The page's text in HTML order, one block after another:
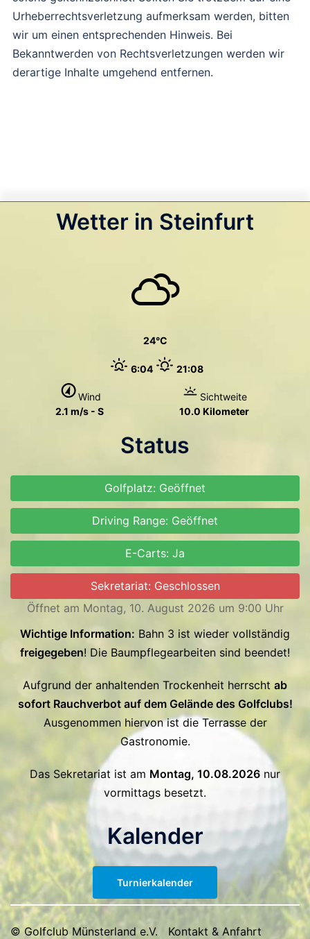
Urheberrechtsverletzung aufmerksam werden, bitten
wir um einen entsprechenden Hinweis. Bei
Bekanntwerden von Rechtsverletzungen werden wir
derartige Inhalte umgehend entfernen.
Wetter in Steinfurt
24
6:04 21:08
Wind
2.1 m/s - S
Sichtweite
10.0 Kilometer
Status
Golfplatz: Geöffnet
Driving Range: Geöffnet
E-Carts: Ja
Sekretariat: Geschlossen
Öffnet am Montag, 10. August 2026 um 9:00 Uhr
Wichtige Information: Bahn 3 ist wieder vollständig
freigegeben! Die Baumpflegearbeiten sind beendet!
Aufgrund der anhaltenden Trockenheit herrscht ab
sofort Rauchverbot auf dem Gelände des Golfclubs!
Ausgenommen hiervon ist die Terrasse der
Gastronomie.
Das Sekretariat ist am Montag, 10.08.2026 nur
vormittags besetzt.
Kalender
Turnierkalender
© Golfclub Münsterland e.V. Kontakt & Anfahrt